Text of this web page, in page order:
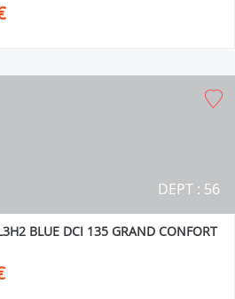
DEPT : 56
BLUE DCI 135 GRAND CONFORT